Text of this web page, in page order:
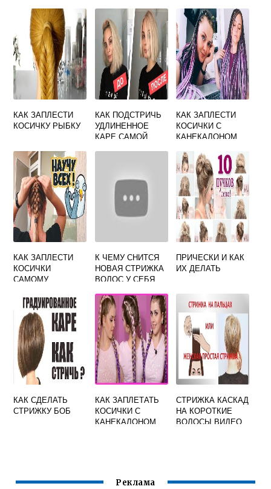
КАК ЗАПЛЕСТИ
КОСИЧКУ РЫБКУ
КАК ПОДСТРИЧЬ
УДЛИНЕННОЕ
КАРЕ САМОЙ
КАК ЗАПЛЕСТИ
КОСИЧКИ С
КАНЕКАЛОНОМ
КАК ЗАПЛЕСТИ
КОСИЧКИ
САМОМУ
К ЧЕМУ СНИТСЯ
НОВАЯ СТРИЖКА
ВОЛОС У СЕБЯ
ПРИЧЕСКИ И КАК
ИХ ДЕЛАТЬ
КАК СДЕЛАТЬ
СТРИЖКУ БОБ
КАК ЗАПЛЕТАТЬ
КОСИЧКИ С
КАНЕКАЛОНОМ
СТРИЖКА КАСКАД
НА КОРОТКИЕ
ВОЛОСЫ ВИДЕО
Реклама